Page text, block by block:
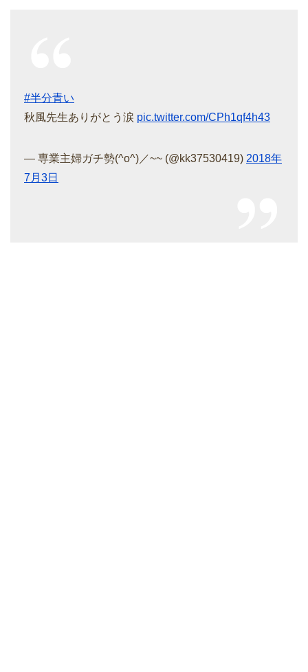
#半分青い
秋風先生ありがとう涙 pic.twitter.com/CPh1qf4h43
— 専業主婦ガチ勢(^o^)／~~ (@kk37530419) 2018年
7月3日